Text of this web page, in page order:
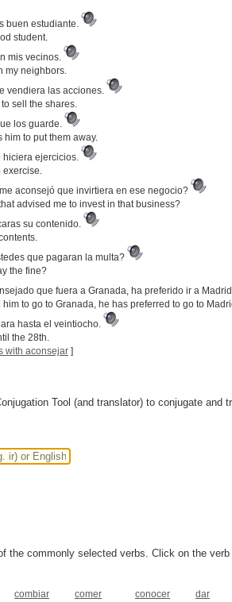
buen estudiante.
student.
mis vecinos.
my neighbors.
vendiera las acciones.
sell the shares.
los guarde.
to put them away.
hiciera ejercicios.
exercise.
aconsejó que invirtiera en ese negocio?
advised me to invest in that business?
su contenido.
que pagaran la multa?
the fine?
que fuera a Granada, ha preferido ir a
to go to Granada, he has preferred to go to
hasta el veintiocho.
the 28th.
with aconsejar ]
Tool (and translator) to conjugate and
the commonly selected verbs. Click on the
combiar comer conocer dar